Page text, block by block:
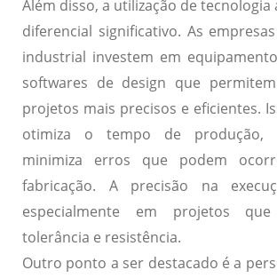
Além disso, a utilização de tecnologia
diferencial significativo. As
industrial investem em
softwares de design que
projetos mais precisos e eficientes.
otimiza o tempo de produção,
minimiza erros que podem
fabricação. A precisão na
especialmente em projetos
tolerância e resistência.
Outro ponto a ser destacado é a